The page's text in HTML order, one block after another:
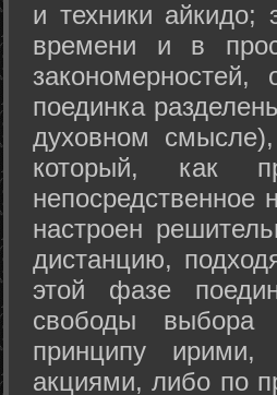
и техники
времени и в
поединка
духовном
который, как
настроен
дистанцию,
этой фазе
свободы
принципу
акциями, либо по